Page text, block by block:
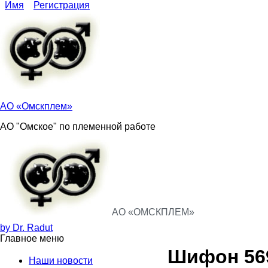
Перейти к основному содержанию
Skip to search
Login links
Имя Регистрация
АО «Омскплем»
АО "Омское" по племенной работе
АО «ОМСКПЛЕМ»
by Dr. Radut
Главное меню
Наши новости Шифон